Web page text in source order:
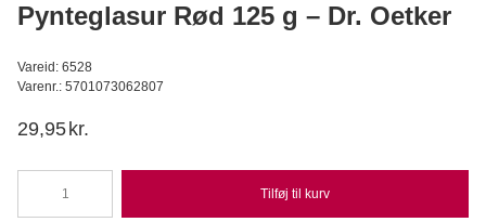
Pynteglasur Rød 125 g – Dr. Oetker
Vareid: 6528
Varenr.: 5701073062807
29,95 kr.
Pynteglasur
Tilføj til kurv